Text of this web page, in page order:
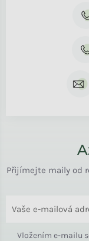
Přijímejte maily od
Vložením e-mailu